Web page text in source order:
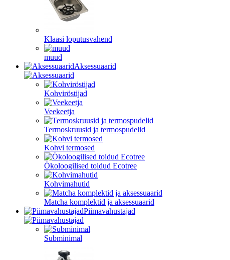
Klaasi loputusvahend
muud
Aksessuaarid
Kohviröstijad
Veekeetja
Termoskruusid ja termospudelid
Kohvi termosed
Ökoloogilised toidud Ecotree
Kohvimahutid
Matcha komplektid ja aksessuaarid
Piimavahustajad
Subminimal